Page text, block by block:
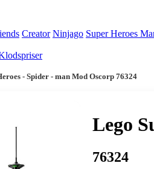
Creator Ninjago Super Heroes
- Spider - man Mod Oscorp 76324
Lego
76324